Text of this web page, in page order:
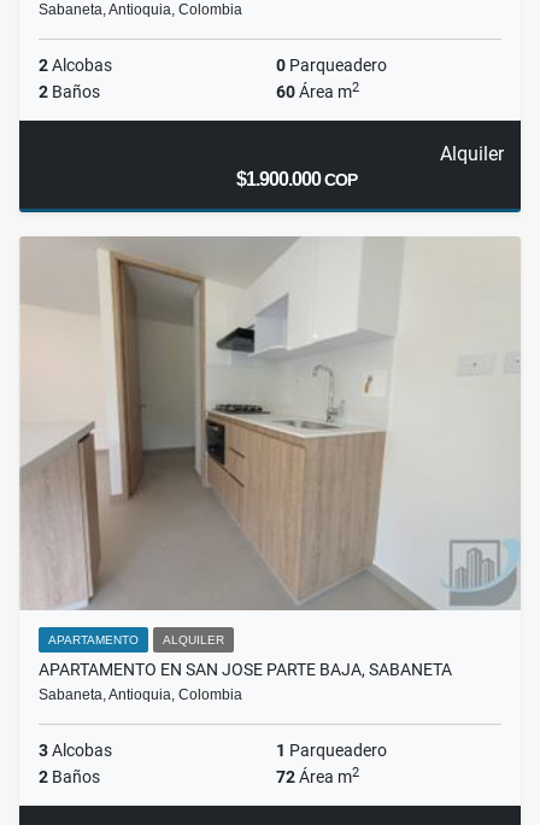
Sabaneta, Antioquia, Colombia
2Alcobas 0 Parqueadero
2 Baños 60Área m2
Alquiler
$1.900.000COP
APARTAMENTO ALQUILER
APARTAMENTO EN SAN JOSE PARTE BAJA, SABANETA
Sabaneta, Antioquia, Colombia
3Alcobas 1 Parqueadero
2 Baños 72Área m2